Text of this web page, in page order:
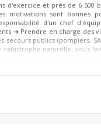
d'exercice et près de 6 500
motivations sont bonnes
d'un chef
➔ Prendre en charge des
publics (pompiers,
naturelle, vous